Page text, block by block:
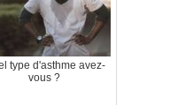
type d'asthme avez-
vous ?